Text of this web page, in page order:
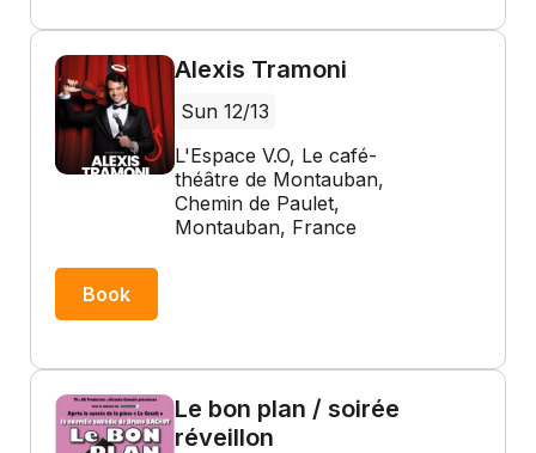
Alexis Tramoni
Sun 12/13
L'Espace V.O, Le café-
théâtre de Montauban,
Chemin de Paulet,
Montauban, France
Book
Le bon plan / soirée
réveillon